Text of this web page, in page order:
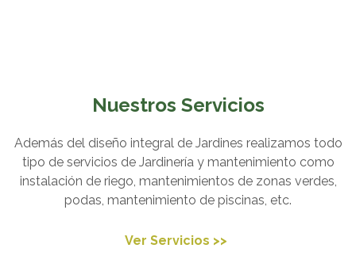
Nuestros Servicios
Además del diseño integral de Jardines realizamos todo
tipo de servicios de Jardinería y mantenimiento como
instalación de riego, mantenimientos de zonas verdes,
podas, mantenimiento de piscinas, etc.
Ver Servicios >>